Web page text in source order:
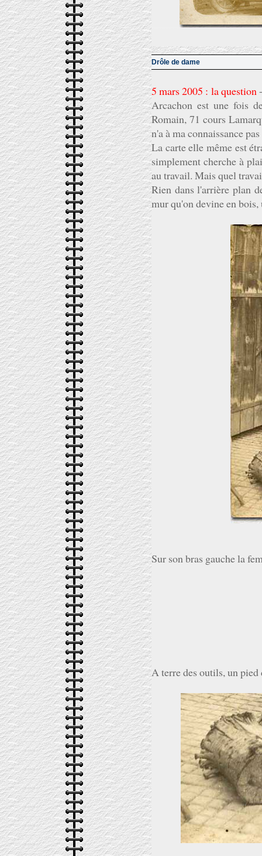
Drôle de dame
5 mars 2005 : la question-
Arcachon est une fois
Romain, 71 cours
n'a à ma connaissance
La carte elle même est
simplement cherche à
au travail. Mais quel
Rien dans l'arrière plan
mur qu'on devine en
Sur son bras gauche la
A terre des outils, un